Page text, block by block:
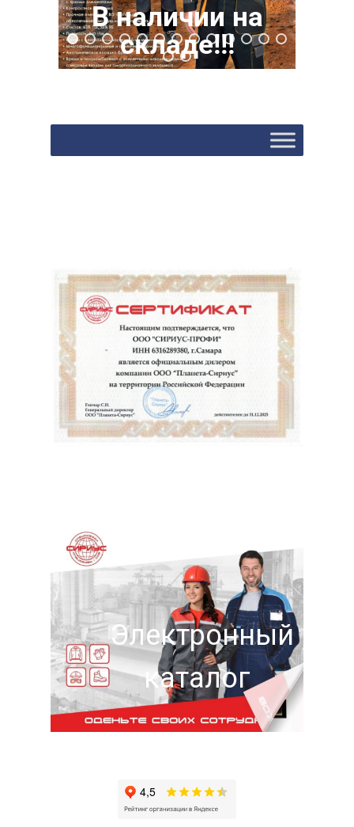
В наличии на
складе!!!
Электронный
каталог